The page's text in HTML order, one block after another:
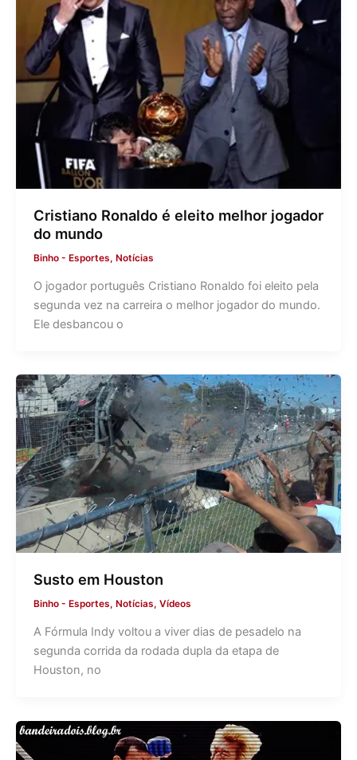
Cristiano Ronaldo é eleito melhor jogador
do mundo
Binho - Esportes, Notícias
O jogador português Cristiano Ronaldo foi eleito pela
segunda vez na carreira o melhor jogador do mundo.
Ele desbancou o
Susto em Houston
Binho - Esportes, Notícias, Vídeos
A Fórmula Indy voltou a viver dias de pesadelo na
segunda corrida da rodada dupla da etapa de
Houston, no